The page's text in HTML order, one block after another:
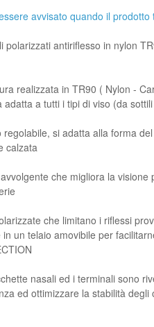
avvisato quando il prodotto
polarizzati antiriflesso in nylon
realizzata in TR90 ( Nylon -
adatta a tutti i tipi di viso (da
regolabile, si adatta alla forma
calzata
che migliora la
che limitano i riflessi
in un telaio amovibile per
nasali ed i terminali sono
ed ottimizzare la stabilità degli